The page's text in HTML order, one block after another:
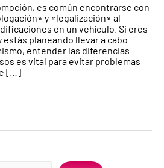
es común encontrarse con
y «legalización» al
en un vehículo. Si eres
estás planeando llevar a cabo
entender las diferencias
es vital para evitar problemas
[…]